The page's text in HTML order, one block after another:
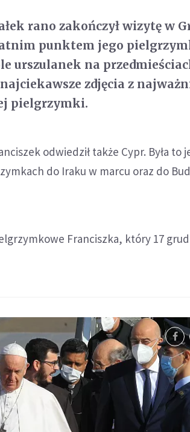
rano zakończył wizytę w
punktem jego
urszulanek na
zdjęcia z
pielgrzymki.
odwiedził także Cypr. Była to
do Iraku w marcu oraz do
Franciszka, który 17